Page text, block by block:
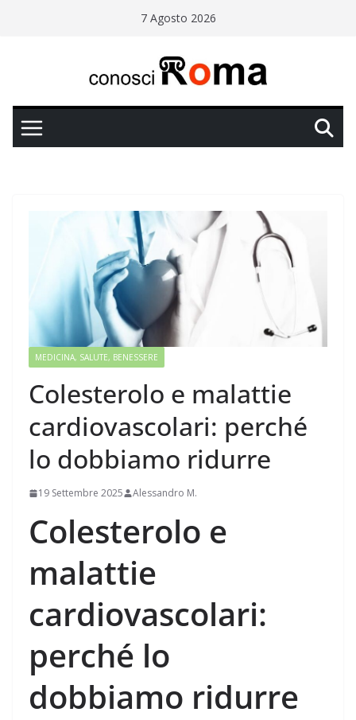
7 Agosto 2026
MEDICINA, SALUTE, BENESSERE
Colesterolo e malattie
cardiovascolari: perché
lo dobbiamo ridurre
19 Settembre 2025 Alessandro M.
Colesterolo e
malattie
cardiovascolari:
perché lo
dobbiamo ridurre